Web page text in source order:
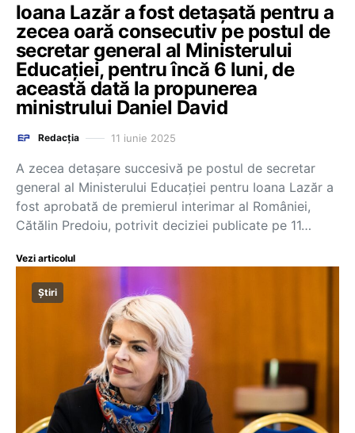
Ioana Lazăr a fost detașată pentru a
zecea oară consecutiv pe postul de
secretar general al Ministerului
Educației, pentru încă 6 luni, de
această dată la propunerea
ministrului Daniel David
Redacția 11 iunie 2025
A zecea detașare succesivă pe postul de secretar
general al Ministerului Educației pentru Ioana Lazăr a
fost aprobată de premierul interimar al României,
Cătălin Predoiu, potrivit deciziei publicate pe 11…
Vezi articolul
Știri